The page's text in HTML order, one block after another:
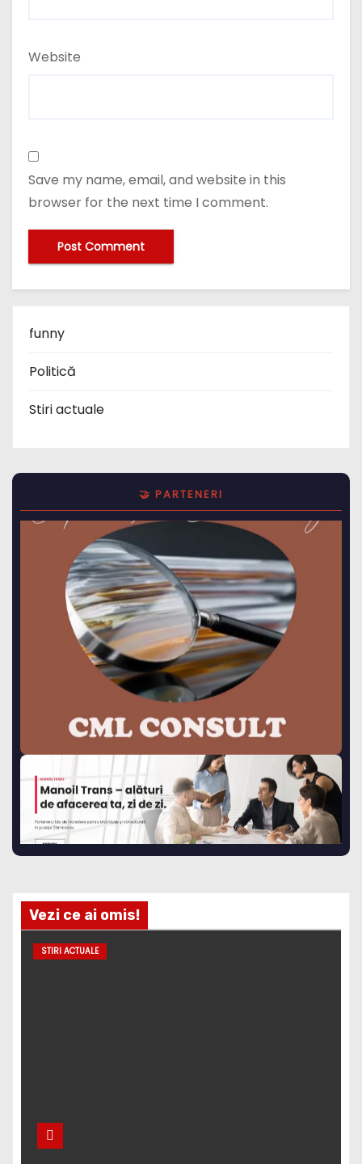
Website
Save my name, email, and website in this
browser for the next time I comment.
funny
Politică
Stiri actuale
🤝 PARTENERI
Vezi ce ai omis!
STIRI ACTUALE